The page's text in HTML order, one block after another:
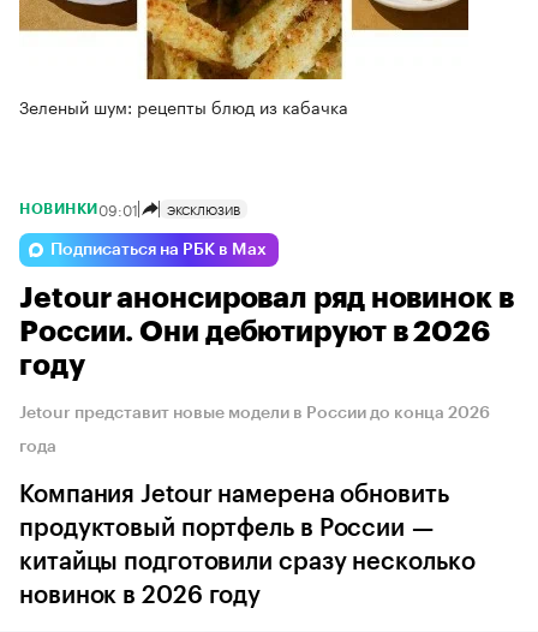
Зеленый шум: рецепты блюд из кабачка
НОВИНКИ 09:01 ЭКСКЛЮЗИВ
Подписаться на РБК в Max
Jetour анонсировал ряд новинок в
России. Они дебютируют в 2026
году
Jetour представит новые модели в России до конца 2026
года
Компания Jetour намерена обновить
продуктовый портфель в России —
китайцы подготовили сразу несколько
новинок в 2026 году